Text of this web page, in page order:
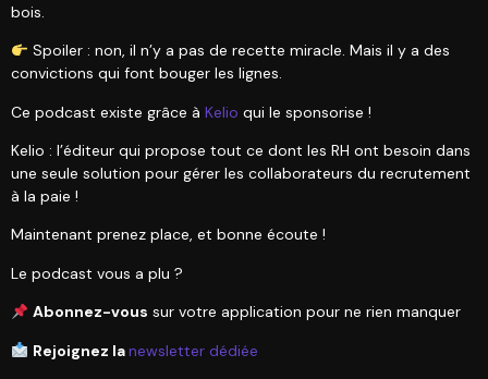
bois.
Spoiler : non, il n’y a pas de recette miracle. Mais il y a des
convictions qui font bouger les lignes.
Ce podcast existe grâce à Kelio qui le sponsorise !
Kelio : l’éditeur qui propose tout ce dont les RH ont besoin dans
une seule solution pour gérer les collaborateurs du recrutement
à la paie !
Maintenant prenez place, et bonne écoute !
Le podcast vous a plu ?
Abonnez-vous sur votre application pour ne rien manquer
Rejoignez lanewsletter dédiée